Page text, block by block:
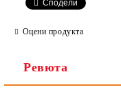
Сподели
Оцени продукта
Ревюта